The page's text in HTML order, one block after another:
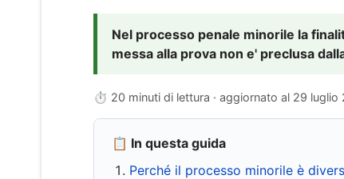
Nel processo penale minorile la
messa alla prova non e' preclusa
⏱ 20 minuti di lettura · aggiornato al 29 luglio
📋 In questa guida
Perché il processo minorile è